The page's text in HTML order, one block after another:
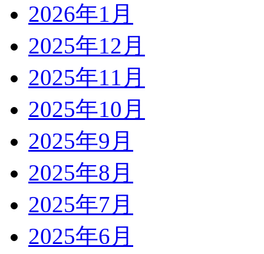
2026年1月
2025年12月
2025年11月
2025年10月
2025年9月
2025年8月
2025年7月
2025年6月